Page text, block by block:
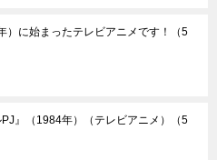
）に始まったテレビアニメです！
（5
PJ』（1984年）（テレビアニメ）
（5